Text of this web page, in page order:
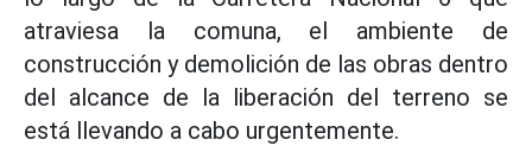
atraviesa la comuna, el ambiente de
construcción y demolición de las obras dentro
del alcance de la liberación del terreno se
está llevando a cabo urgentemente.